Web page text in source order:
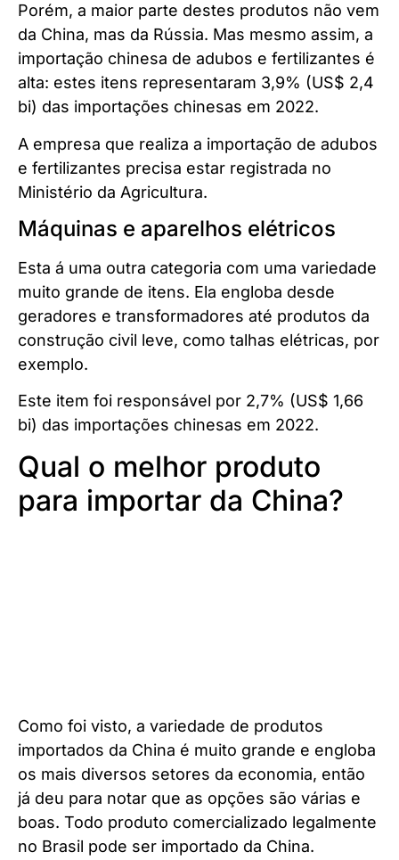
Porém, a maior parte destes produtos não vem
da China, mas da Rússia. Mas mesmo assim, a
importação chinesa de adubos e fertilizantes é
alta: estes itens representaram 3,9% (US$ 2,4
bi) das importações chinesas em 2022.
A empresa que realiza a importação de adubos
e fertilizantes precisa estar registrada no
Ministério da Agricultura.
Máquinas e aparelhos elétricos
Esta á uma outra categoria com uma variedade
muito grande de itens. Ela engloba desde
geradores e transformadores até produtos da
construção civil leve, como talhas elétricas, por
exemplo.
Este item foi responsável por 2,7% (US$ 1,66
bi) das importações chinesas em 2022.
Qual o melhor produto
para importar da China?
Como foi visto, a variedade de produtos
importados da China é muito grande e engloba
os mais diversos setores da economia, então
já deu para notar que as opções são várias e
boas. Todo produto comercializado legalmente
no Brasil pode ser importado da China.